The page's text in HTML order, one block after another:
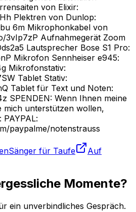
von Elixir:
Plektren von Dunlop:
6m Mikrophonkabel von
3vIp7zP Aufnahmegerät Zoom
Lautsprecher Bose S1 Pro:
Mikrofon Sennheiser e945:
Mikrofonstativ:
Tablet Stativ:
Tablet für Text und Noten:
SPENDEN: Wenn Ihnen meine
mich unterstützen wollen,
paypalme/notenstrauss
Sänger für Taufe
Auf
Momente?
ein unverbindliches Gespräch.